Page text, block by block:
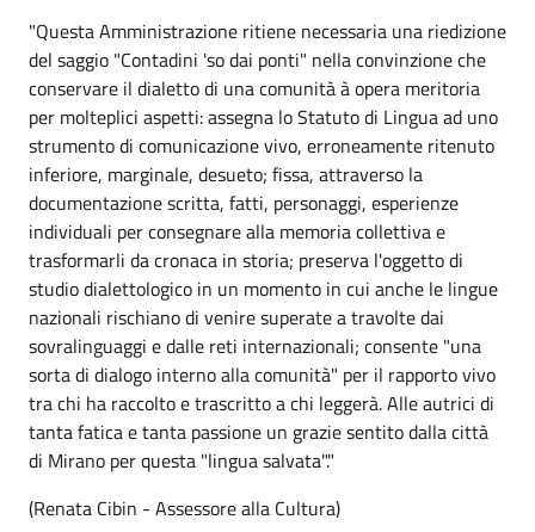
"Questa Amministrazione ritiene necessaria una riedizione
del saggio "Contadini 'so dai ponti" nella convinzione che
conservare il dialetto di una comunità à opera meritoria
per molteplici aspetti: assegna lo Statuto di Lingua ad uno
strumento di comunicazione vivo, erroneamente ritenuto
inferiore, marginale, desueto; fissa, attraverso la
documentazione scritta, fatti, personaggi, esperienze
individuali per consegnare alla memoria collettiva e
trasformarli da cronaca in storia; preserva l'oggetto di
studio dialettologico in un momento in cui anche le lingue
nazionali rischiano di venire superate a travolte dai
sovralinguaggi e dalle reti internazionali; consente "una
sorta di dialogo interno alla comunità" per il rapporto vivo
tra chi ha raccolto e trascritto a chi leggerà. Alle autrici di
tanta fatica e tanta passione un grazie sentito dalla città
di Mirano per questa "lingua salvata"."
(Renata Cibin - Assessore alla Cultura)